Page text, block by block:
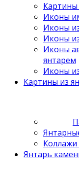
Иконы
Иконы
Иконы
Иконы
янтарем
Иконы
Картины из
Коллажи
Янтарь